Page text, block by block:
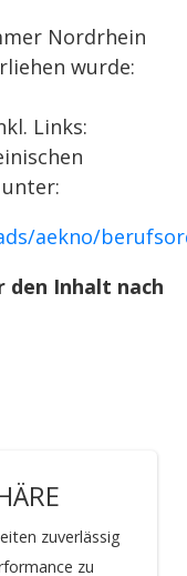
Nordrhein
wurde:
Links:
aekno/
Inhalt nach
zuverlässig
zu